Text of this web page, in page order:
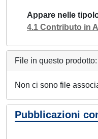
Appare nelle
4.1 Contributo in
File in questo prodotto:
Non ci sono file
Pubblicazioni